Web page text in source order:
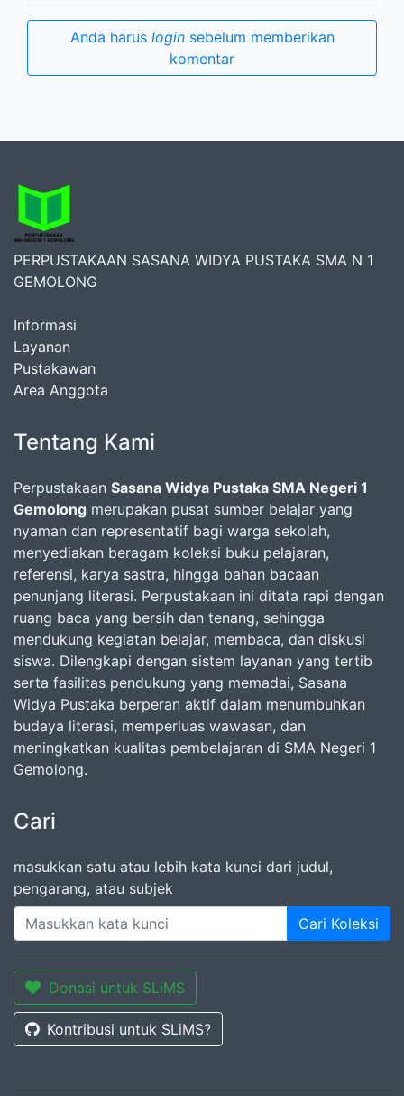
Anda harus loginsebelum memberikan
komentar
PERPUSTAKAAN SASANA WIDYA PUSTAKA SMA N 1
GEMOLONG
Informasi
Layanan
Pustakawan
Area Anggota
Tentang Kami
Perpustakaan Sasana Widya Pustaka SMA Negeri 1
Gemolong merupakan pusat sumber belajar yang
nyaman dan representatif bagi warga sekolah,
menyediakan beragam koleksi buku pelajaran,
referensi, karya sastra, hingga bahan bacaan
penunjang literasi. Perpustakaan ini ditata rapi dengan
ruang baca yang bersih dan tenang, sehingga
mendukung kegiatan belajar, membaca, dan diskusi
siswa. Dilengkapi dengan sistem layanan yang tertib
serta fasilitas pendukung yang memadai, Sasana
Widya Pustaka berperan aktif dalam menumbuhkan
budaya literasi, memperluas wawasan, dan
meningkatkan kualitas pembelajaran di SMA Negeri 1
Gemolong.
Cari
masukkan satu atau lebih kata kunci dari judul,
pengarang, atau subjek
Cari Koleksi
Donasi untuk SLiMS
Kontribusi untuk SLiMS?